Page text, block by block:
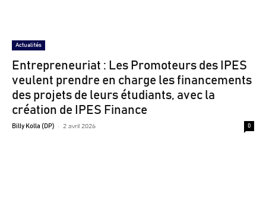
Actualités
Entrepreneuriat : Les Promoteurs des IPES
veulent prendre en charge les financements
des projets de leurs étudiants, avec la
création de IPES Finance
Billy Kolla (DP) - 2 avril 2026 0